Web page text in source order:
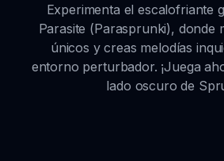
Experimenta el escalofriante
Parasite (Parasprunki), donde
únicos y creas melodías
entorno perturbador. ¡Juega
lado oscuro de